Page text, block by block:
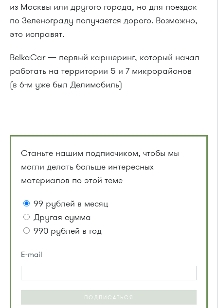
из Москвы или другого города, но для поездок
по Зеленограду получается дорого. Возможно,
это исправят.
BelkaCar — первый каршеринг, который начал
работать на территории 5 и 7 микрорайонов
(в 6-м уже был Делимобиль)
Станьте нашим подписчиком, чтобы мы
могли делать больше интересных
материалов по этой теме
99 рублей в месяц
Другая сумма
990 рублей в год
E-mail
ПОДПИСАТЬСЯ